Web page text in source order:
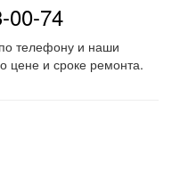
00-74
телефону и наши
цене и сроке ремонта.